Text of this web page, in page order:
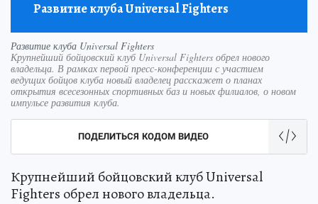
Развитие клуба Universal Fighters
Развитие клуба Universal Fighters
Крупнейший бойцовский клуб Universal Fighters обрел нового
владельца. В рамках первой пресс-конференции с участием
ведущих бойцов клуба новый владелец расскажет о планах
открытия всесезонных спортивных баз и новых филиалов, о новом
импульсе развития клуба.
ПОДЕЛИТЬСЯ КОДОМ ВИДЕО
Крупнейший бойцовский клуб Universal
Fighters обрел нового владельца.